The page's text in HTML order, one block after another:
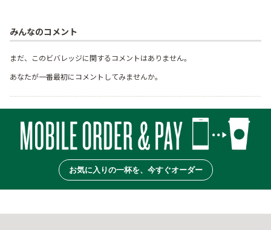
みんなのコメント
まだ、このビバレッジに関するコメントはありません。
あなたが一番最初にコメントしてみませんか。
お気に入りの一杯を、今すぐオーダー